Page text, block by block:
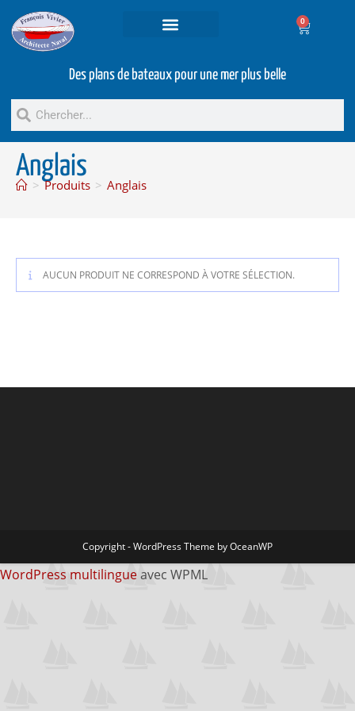
0
Des plans de bateaux pour une mer plus belle
Anglais
> Produits > Anglais
AUCUN PRODUIT NE CORRESPOND À VOTRE SÉLECTION.
Copyright - WordPress Theme by OceanWP
WordPress multilingueavec WPML